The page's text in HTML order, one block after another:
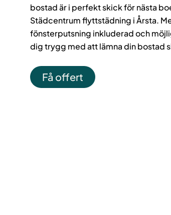
bostad är i perfekt skick för nästa
Städcentrum flyttstädning i Årsta.
fönsterputsning inkluderad och
dig trygg med att lämna din bostad
Få offert